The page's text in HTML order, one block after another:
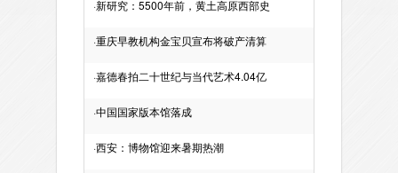
·新研究：5500年前，黄土高原西部史
·重庆早教机构金宝贝宣布将破产清算
·嘉德春拍二十世纪与当代艺术4.04亿
·中国国家版本馆落成
·西安：博物馆迎来暑期热潮